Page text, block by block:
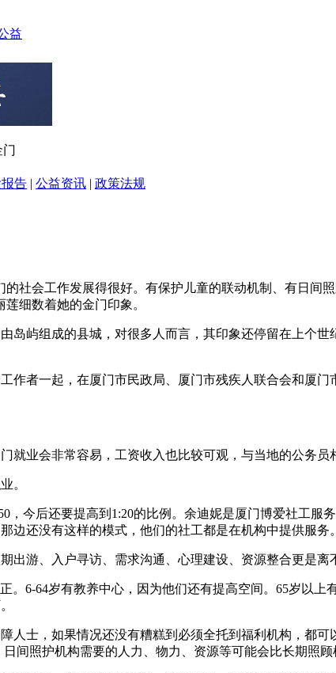
告 | 公益资讯 | 政策法规
社会工作发展得很好。有保护儿童的联动机制、有日间
细数着她的金门印象。
岛屿组成的县城，对很多人而言，其印象还停留在上个
作者一起，在厦门市民政局、厦门市残疾人联合会和厦
就业会非常容易，工资收入也比较可观，与当地的公务员
。
，今后还要提高到1:20的比例。余迪妮是厦门博爱社工服
边还没有这样的模式，他们的社工都是在机构中提供服务
出游、入户寻访、需求沟通、心理建设、资源整合更是
。6-64岁有教养中心，因为他们还有提高空间。65岁以上
人士，如果情况还没有糟糕到必须全托到福利机构，都
间照护机构需要的人力、物力、资源等可能会比长期照顾